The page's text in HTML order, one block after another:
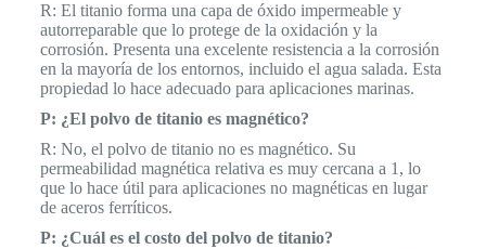
R: El titanio forma una capa de óxido impermeable y
autorreparable que lo protege de la oxidación y la
corrosión. Presenta una excelente resistencia a la corrosión
en la mayoría de los entornos, incluido el agua salada. Esta
propiedad lo hace adecuado para aplicaciones marinas.
P: ¿El polvo de titanio es magnético?
R: No, el polvo de titanio no es magnético. Su
permeabilidad magnética relativa es muy cercana a 1, lo
que lo hace útil para aplicaciones no magnéticas en lugar
de aceros ferríticos.
P: ¿Cuál es el costo del polvo de titanio?